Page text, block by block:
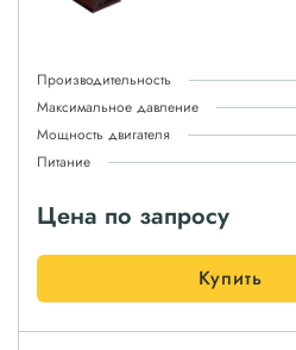
Производительность
Максимальное давление
Мощность двигателя
Питание
Цена по запросу
Купить